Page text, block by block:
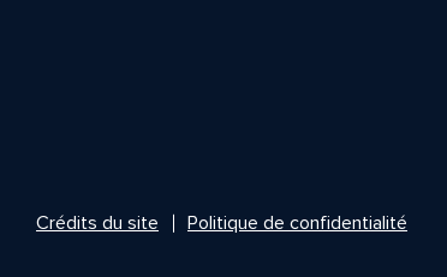
Crédits du site Politique de confidentialité